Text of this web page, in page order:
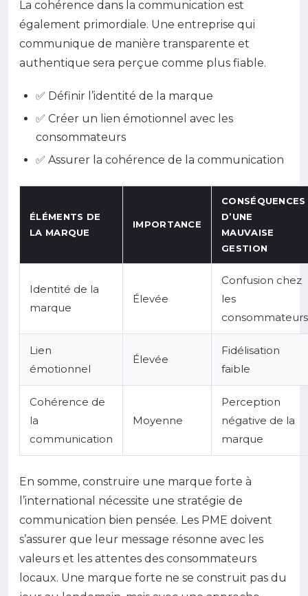
La cohérence dans la communication est
également primordiale. Une entreprise qui
communique de manière transparente et
authentique sera perçue comme plus fiable.
✅ Définir l’identité de la marque
✅ Créer un lien émotionnel avec les
consommateurs
✅ Assurer la cohérence de la communication
ÉLÉMENTS DE
LA MARQUE
IMPORTANCE
CONSÉQUENCES
D’UNE
MAUVAISE
GESTION
Identité de la
marque
Élevée
Confusion chez
les
consommateurs
Lien
émotionnel
Élevée
Fidélisation
faible
Cohérence de
la
communication
Moyenne
Perception
négative de la
marque
En somme, construire une marque forte à
l’international nécessite une stratégie de
communication bien pensée. Les PME doivent
s’assurer que leur message résonne avec les
valeurs et les attentes des consommateurs
locaux. Une marque forte ne se construit pas du